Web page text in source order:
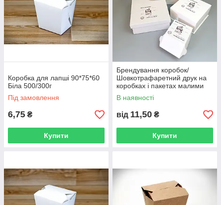
підкреслює естетичний вигляд «їжі на виніс»;
забезпечує максимальну зручність використання для
клієнтів.
Таким чином наша упаковка є ідеальним варіантом для
використання у громадських закладах харчування, вона
стане приємною деталлю, що допоможе клієнту запам'ятати
вашу компанію. Високу якість і міцність продукції гарантуємо!
Коробка для лапші 90*75*60
Біла 500/300г
Під замовлення
6,75 ₴
Купити
Брендування коробок/
Шовкотрафаретний друк на
коробках і пакетах малими
тиражами
В наявності
від 11,50 ₴
Купити